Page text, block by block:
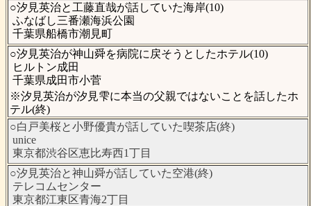
○汐見英治と工藤直哉が話していた海岸(10)
ふなばし三番瀬海浜公園
千葉県船橋市潮見町
○汐見英治が神山舜を病院に戻そうとしたホテル(10)
ヒルトン成田
千葉県成田市小菅
※汐見英治が汐見雫に本当の父親ではないことを話したホ
テル(終)
○白戸美桜と小野優貴が話していた喫茶店(終)
unice
東京都渋谷区恵比寿西1丁目
○汐見英治と神山舜が話していた空港(終)
テレコムセンター
東京都江東区青海2丁目